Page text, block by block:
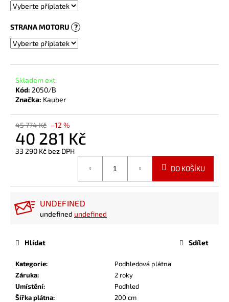
STRANA MOTORU ?
Skladem ext.
Kód: 2050/B
Značka: Kauber
45 774 Kč –12 %
40 281 Kč
33 290 Kč bez DPH
DO KOŠÍKU
UNDEFINED
undefined undefined
Kategorie:
Podhledová plátna
Záruka:
2 roky
Umístění:
Podhled
Šířka plátna:
200 cm
Hlídat Sdílet